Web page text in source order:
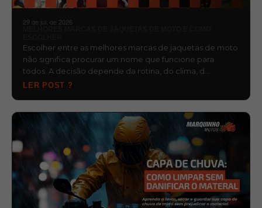
29 de jul. de 2026
Escolher entre as melhores marcas de jaquetas de moto
não significa procurar um nome que funcione para
todos. A decisão depende da rotina, do clima, d…
LER POST ?